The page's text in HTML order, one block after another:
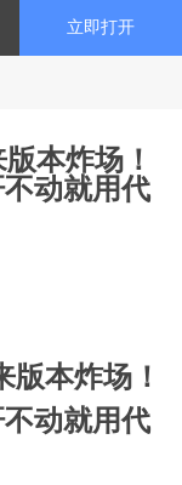
立即打开
本炸场！
动就用代
本炸场！
动就用代